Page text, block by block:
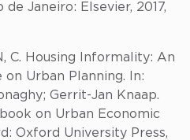
de Janeiro: Elsevier, 2017,
C. Housing Informality: An
Urban Planning. In:
Gerrit-Jan Knaap.
on Urban Economic
Oxford University Press,